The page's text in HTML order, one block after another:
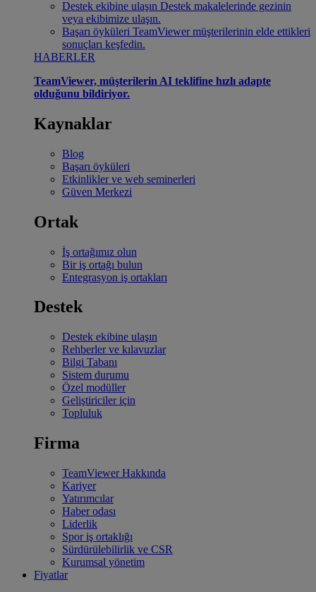
Destek ekibine ulaşın Destek makalelerinde gezinin
veya ekibimize ulaşın.
Başarı öyküleri TeamViewer müşterilerinin elde ettikleri
sonuçları keşfedin.
HABERLER
TeamViewer, müşterilerin AI teklifine hızlı adapte
olduğunu bildiriyor.
Kaynaklar
Blog
Başarı öyküleri
Etkinlikler ve web seminerleri
Güven Merkezi
Ortak
İş ortağımız olun
Bir iş ortağı bulun
Entegrasyon iş ortakları
Destek
Destek ekibine ulaşın
Rehberler ve kılavuzlar
Bilgi Tabanı
Sistem durumu
Özel modüller
Geliştiriciler için
Topluluk
Firma
TeamViewer Hakkında
Kariyer
Yatırımcılar
Haber odası
Liderlik
Spor iş ortaklığı
Sürdürülebilirlik ve CSR
Kurumsal yönetim
Fiyatlar